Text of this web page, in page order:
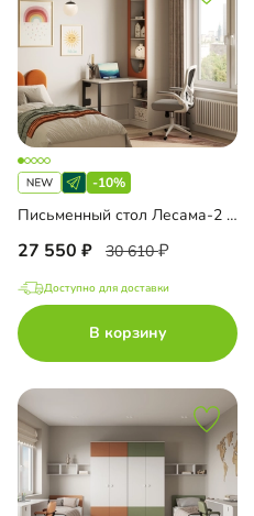
-10%
Письменный стол Лесама-2 угловой
27 550 30 610
Доступно для доставки
В корзину